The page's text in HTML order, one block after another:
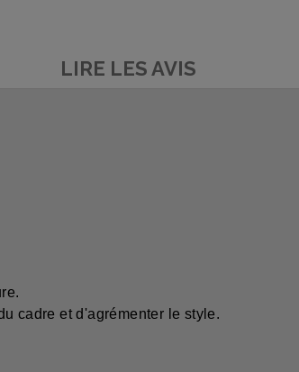
LIRE LES AVIS
cadre et d'agrémenter le style.